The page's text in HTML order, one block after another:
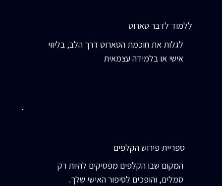
ספריית פירוש הקלפים
המקום שבו הקלפים מפסיקים להיות רק
סמלים, והופכים לסיפור האישי שלך.
ללמוד לדבר טארוט
לגלות את חוכמת הטארוט דרך הלב, בליווי
אישי או בלמידה עצמאית